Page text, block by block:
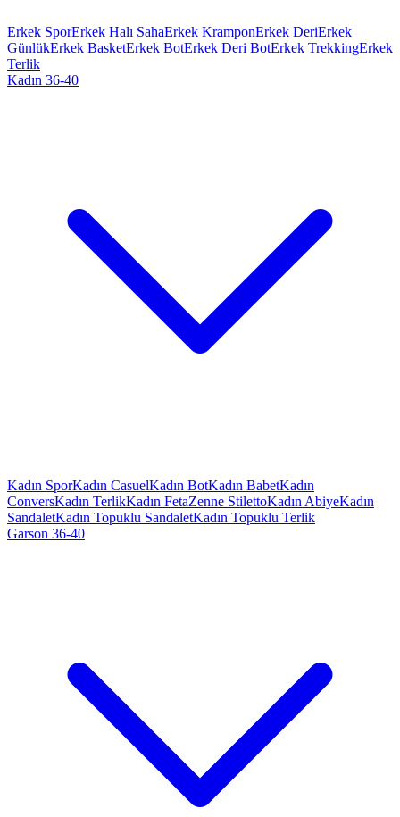
Erkek SporErkek Halı SahaErkek KramponErkek DeriErkek
GünlükErkek BasketErkek BotErkek Deri BotErkek TrekkingErkek
Terlik
Kadın 36-40
Kadın SporKadın CasuelKadın BotKadın BabetKadın
ConversKadın TerlikKadın FetaZenne StilettoKadın AbiyeKadın
SandaletKadın Topuklu SandaletKadın Topuklu Terlik
Garson 36-40